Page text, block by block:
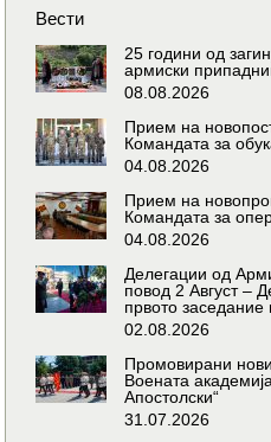
Вести
25 години од
армиски
08.08.2026
Прием на
Командата за
04.08.2026
Прием на
Командата за
04.08.2026
Делегации од
повод 2 Август –
првото
02.08.2026
Промовирани
Воената
Апостолски“
31.07.2026